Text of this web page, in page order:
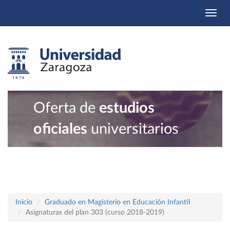
Oferta de estudios
oficiales universitarios
Inicio
Graduado en Magisterio en Educación Infantil
Asignaturas del plan 303 (curso 2018-2019)